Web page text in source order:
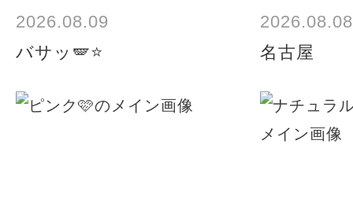
2026.08.09
バサッ🪽⭐️
2026.08.08
名古屋